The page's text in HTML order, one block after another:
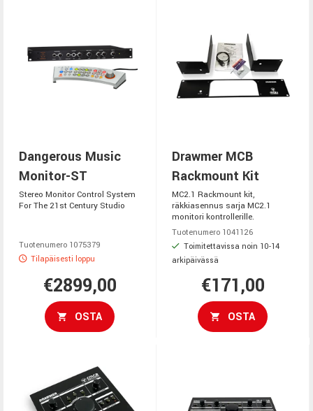
Dangerous Music
Monitor-ST
Stereo Monitor Control System
For The 21st Century Studio
Tuotenumero 1075379
Tilapäisesti loppu
€2899,00
OSTA
Drawmer MCB
Rackmount Kit
MC2.1 Rackmount kit,
räkkiasennus sarja MC2.1
monitori kontrollerille.
Tuotenumero 1041126
Toimitettavissa noin 10-14
arkipäivässä
€171,00
OSTA